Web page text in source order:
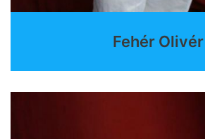
Fehér Olivér